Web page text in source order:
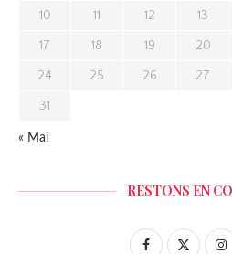
10 11 12 13
17 18 19 20
24 25 26 27
31
« Mai
RESTONS EN